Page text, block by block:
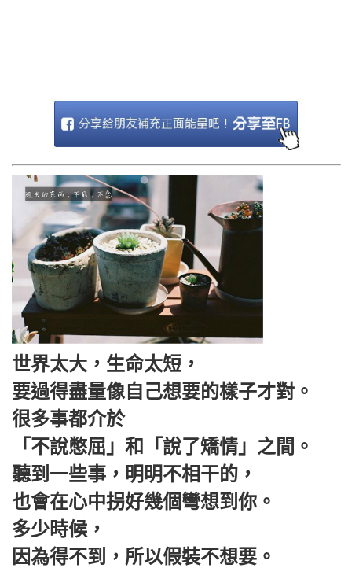
世界太大，生命太短，
要過得盡量像自己想要的樣子才對。
很多事都介於
「不說憋屈」和「說了矯情」之間。
聽到一些事，明明不相干的，
也會在心中拐好幾個彎想到你。
多少時候，
因為得不到，所以假裝不想要。